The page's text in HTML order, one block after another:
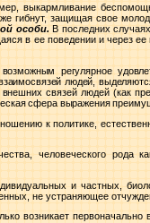
выкармливание
гибнут, защищая свое
особи. В последних
в ее поведении и через
регулярное
людей,
связей людей (как
сфера выражения
к политике,
человеческого рода
и частных,
не устраняющее
возникает